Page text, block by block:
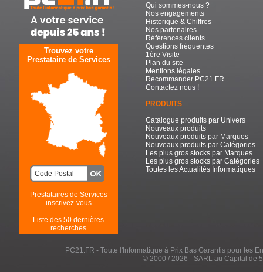
Trouvez votre
Prestataire de Services
Prestataires de Services
inscrivez-vous
Liste des 50 dernières
recherches
Qui sommes-nous ?
Nos engagements
Historique & Chiffres
Nos partenaires
Références clients
Questions fréquentes
1ère Visite
Plan du site
Mentions légales
Recommander PC21.FR
Contactez nous !
PRODUITS
Catalogue produits par Univers
Nouveaux produits
Nouveaux produits par Marques
Nouveaux produits par Catégories
Les plus gros stocks par Marques
Les plus gros stocks par Catégories
Toutes les Actualités Informatiques
PC21.FR - Toute l'Informatique à Prix Bas Garantis pour les
© 2000 / 2026 - SARL au Capital de